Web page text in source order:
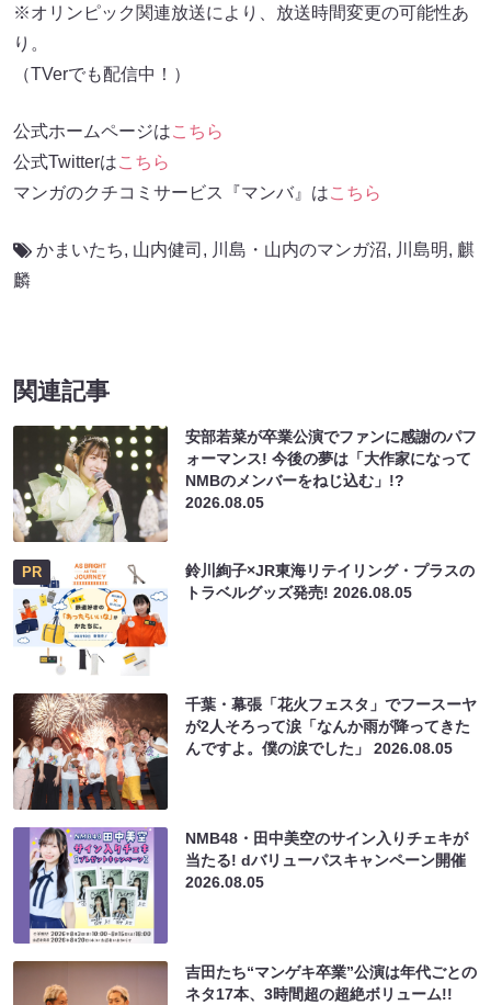
※オリンピック関連放送により、放送時間変更の可能性あ
り。
（TVerでも配信中！）
公式ホームページはこちら
公式Twitterはこちら
マンガのクチコミサービス『マンバ』はこちら
かまいたち, 山内健司 , 川島・山内のマンガ沼, 川島明, 麒
麟
関連記事
安部若菜が卒業公演でファンに感謝のパフ
ォーマンス! 今後の夢は「大作家になって
NMBのメンバーをねじ込む」!?
2026.08.05
PR
鈴川絢子×JR東海リテイリング・プラスの
トラベルグッズ発売!2026.08.05
千葉・幕張「花火フェスタ」でフースーヤ
が2人そろって涙「なんか雨が降ってきた
んですよ。僕の涙でした」2026.08.05
NMB48・田中美空のサイン入りチェキが
当たる! dバリューパスキャンペーン開催
2026.08.05
吉田たち“マンゲキ卒業”公演は年代ごとの
ネタ17本、3時間超の超絶ボリューム!!